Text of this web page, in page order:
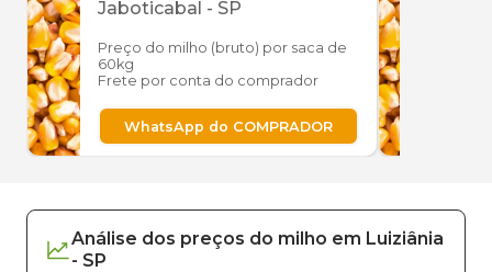
Jaboticabal - SP
Preço do milho (bruto) por saca de
60kg
Frete por conta do comprador
WhatsApp do COMPRADOR
Análise dos preços do milho em Luiziânia
- SP